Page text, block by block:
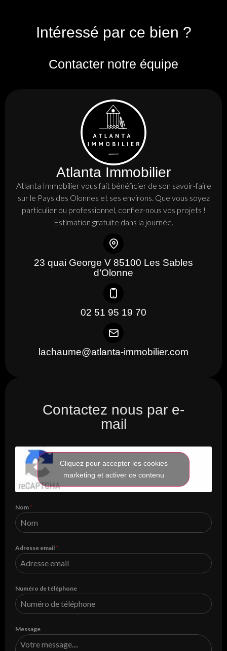
Intéressé par ce bien ?
Contacter notre équipe
Atlanta Immobilier
Atlanta Immobilier vous fait bénéficier de son savoir-faire
sur le Pays des Olonnes et ses environs. Que vous soyez
particulier ou professionnel, confiez-nous vos projets !
Estimation gratuite dans la journée.
23 quai George V 85100 Les Sables
d’Olonne
02 51 95 19 70
lachaume@atlanta-immobilier.com
Contactez nous par e-
mail
Cliquez pour accepter les cookies
marketing et activer ce contenu
Nom *
Adresse email *
Numéro de téléphone
Message